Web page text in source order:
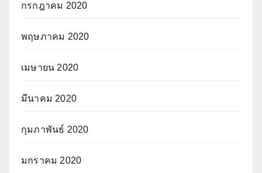
กรกฎาคม 2020
พฤษภาคม 2020
เมษายน 2020
มีนาคม 2020
กุมภาพันธ์ 2020
มกราคม 2020